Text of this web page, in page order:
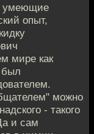
умеющие
опыт,
мире как
был
можно
- такого
и сам